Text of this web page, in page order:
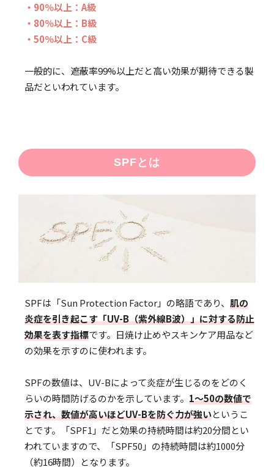
・90％以上：A級
・80％以上：B級
・50％以上：C級
一般的に、遮蔽率99%以上だと高い効果が期待できる製
品だといわれています。
SPFとは
SPFは「Sun Protection Factor」の略語であり、 肌の
炎症を引き起こす「UV-B（紫外線B波）」に対する防止
効果を表す指標です。日焼け止めやスキンケア用品など
の効果を示すのに使われます。
SPFの数値は、UV-Bによって炎症が生じるのをどのく
らいの時間防げるのかを示しています。 1～50の数値で
示され、数値が高いほどUV-Bを防ぐ力が強いというこ
とです。「SPF1」だと効果の持続時間は約20分間とい
われていますので、「SPF50」の持続時間は約1000分
（約16時間）となります。